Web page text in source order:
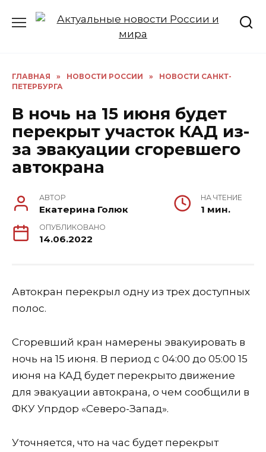
ГЛАВНАЯ » НОВОСТИ РОССИИ »
НОВОСТИ САНКТ-
ПЕТЕРБУРГА
В ночь на 15 июня будет
перекрыт участок КАД из-
за эвакуации сгоревшего
автокрана
АВТОР
Екатерина Голюк
НА ЧТЕНИЕ
1 мин.
ОПУБЛИКОВАНО
14.06.2022
Автокран перекрыл одну из трех доступных
полос.
Сгоревший кран намерены эвакуировать в
ночь на 15 июня. В период с 04:00 до 05:00 15
июня на КАД будет перекрыто движение
для эвакуации автокрана, о чем сообщили в
ФКУ Упрдор «Северо-Запад».
Уточняется, что на час будет перекрыт